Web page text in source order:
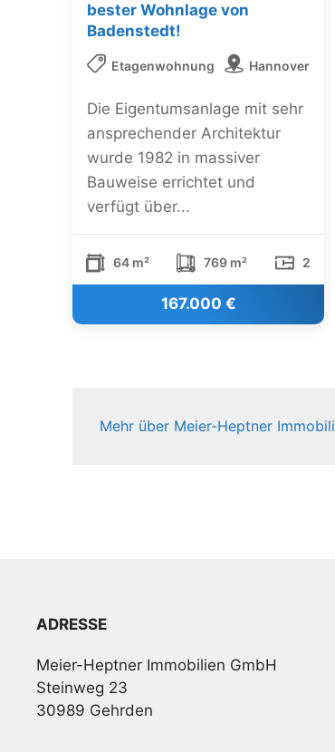
bester Wohnlage von
Badenstedt!
Etagenwohnung Hannover
Die Eigentumsanlage mit sehr
ansprechender Architektur
wurde 1982 in massiver
Bauweise errichtet und
verfügt über...
64 m² 769 m² 2
167.000 €
Mehr über Meier-Heptner
ADRESSE
Meier-Heptner Immobilien GmbH
Steinweg 23
30989 Gehrden